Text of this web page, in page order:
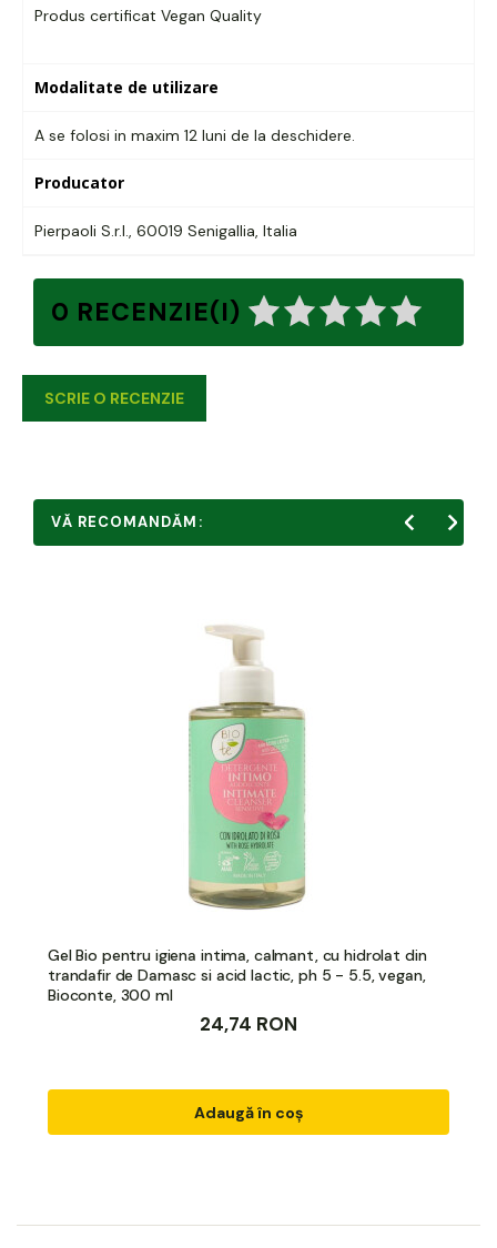
Produs certificat Vegan Quality
Modalitate de utilizare
A se folosi in maxim 12 luni de la deschidere.
Producator
Pierpaoli S.r.l., 60019 Senigallia, Italia
0 RECENZIE(I)
SCRIE O RECENZIE
VĂ RECOMANDĂM:
Gel Bio pentru igiena intima, calmant, cu hidrolat din
trandafir de Damasc si acid lactic, ph 5 - 5.5, vegan,
Bioconte, 300 ml
24,74 RON
Adaugă în coș